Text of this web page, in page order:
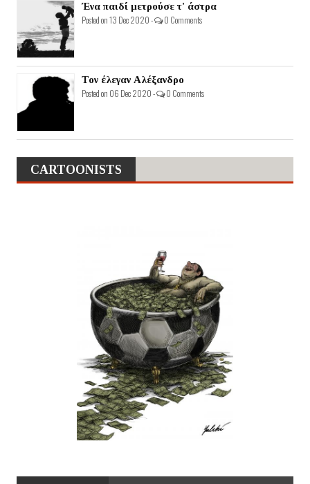
Ένα παιδί μετρούσε τ' άστρα
Posted on 13 Dec 2020 - 0 Comments
Τον έλεγαν Αλέξανδρο
Posted on 06 Dec 2020 - 0 Comments
CARTOONISTS